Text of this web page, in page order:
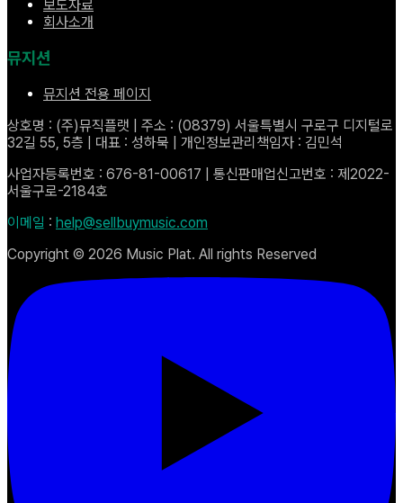
보도자료
회사소개
뮤지션
뮤지션 전용 페이지
상호명 : (주)뮤직플랫 | 주소 : (08379) 서울특별시 구로구 디지털로
32길 55, 5층 | 대표 : 성하묵 | 개인정보관리책임자 : 김민석
사업자등록번호 : 676-81-00617 | 통신판매업신고번호 : 제2022-
서울구로-2184호
이메일 : help@sellbuymusic.com
Copyright © 2026 Music Plat. All rights Reserved